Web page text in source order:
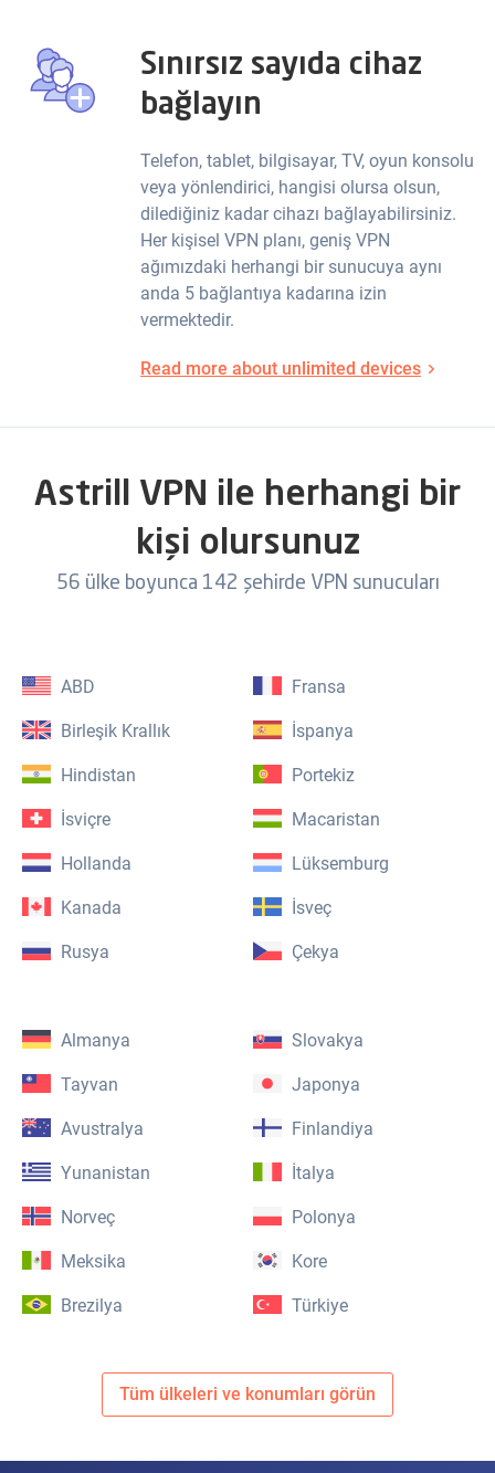
Sınırsız sayıda cihaz
bağlayın
Telefon, tablet, bilgisayar, TV, oyun konsolu
veya yönlendirici, hangisi olursa olsun,
dilediğiniz kadar cihazı bağlayabilirsiniz.
Her kişisel VPN planı, geniş VPN
ağımızdaki herhangi bir sunucuya aynı
anda 5 bağlantıya kadarına izin
vermektedir.
Read more about unlimited devices
Astrill VPN ile herhangi bir
kişi olursunuz
56 ülke boyunca 142 şehirde VPN sunucuları
ABD Fransa
Birleşik Krallık İspanya
Hindistan Portekiz
İsviçre Macaristan
Hollanda Lüksemburg
Kanada İsveç
Rusya Çekya
Almanya Slovakya
Tayvan Japonya
Avustralya Finlandiya
Yunanistan İtalya
Norveç Polonya
Meksika Kore
Brezilya Türkiye
Tüm ülkeleri ve konumları görün